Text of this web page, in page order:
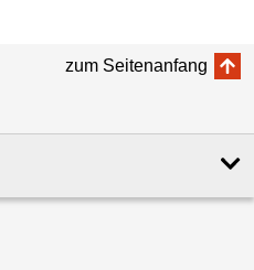
zum Seitenanfang